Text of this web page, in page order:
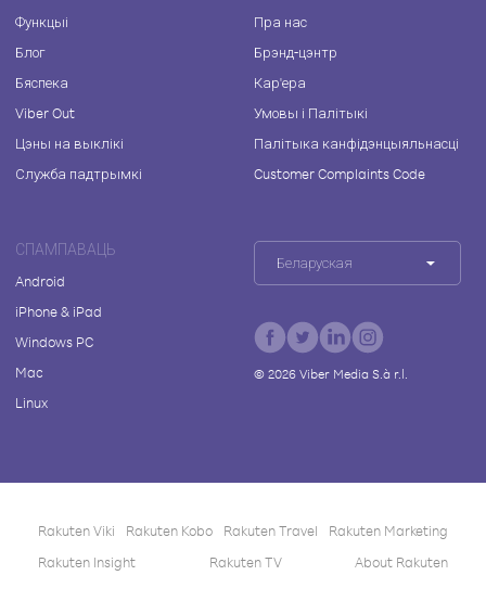
Функцыі
Блог
Бяспека
Viber Out
Цэны на выклікі
Служба падтрымкі
Пра нас
Брэнд-цэнтр
Кар'ера
Умовы і Палітыкі
Палітыка канфідэнцыяльнасці
Customer Complaints Code
СПАМПАВАЦЬ
Android
iPhone & iPad
Windows PC
Mac
Linux
Беларуская
© 2026Viber Media S.à r.l.
Rakuten Viki Rakuten Kobo Rakuten Travel
Rakuten Marketing
Rakuten Insight
Rakuten TV About Rakuten